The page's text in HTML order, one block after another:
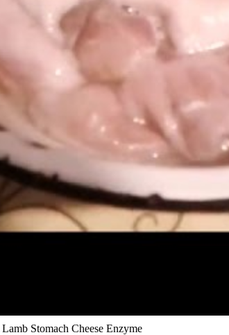
Stomach Cheese Enzyme